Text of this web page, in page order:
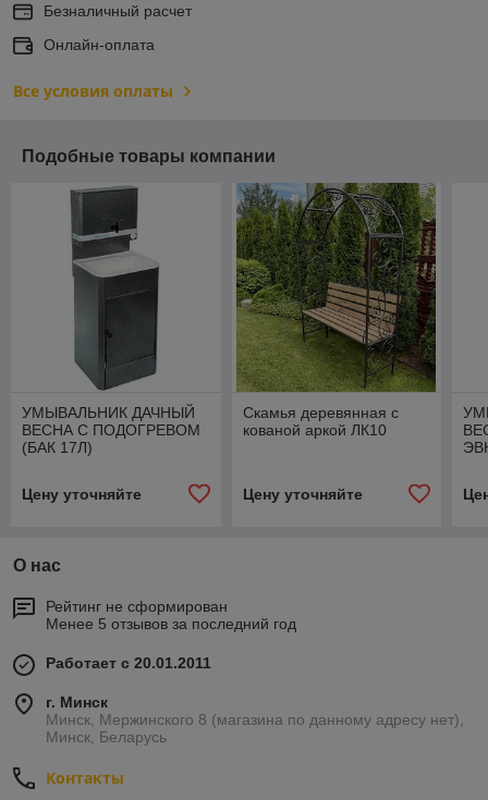
Безналичный расчет
Онлайн-оплата
Все условия оплаты
Подобные товары компании
УМЫВАЛЬНИК ДАЧНЫЙ
ВЕСНА С ПОДОГРЕВОМ
(БАК 17Л)
Цену уточняйте
Скамья деревянная с
кованой аркой ЛК10
Цену уточняйте
О нас
Рейтинг не сформирован
Менее 5 отзывов за последний год
Работает с 20.01.2011
г. Минск
Минск, Мержинского 8 (магазина по данному адресу нет),
Минск, Беларусь
Контакты